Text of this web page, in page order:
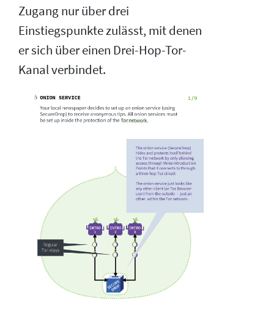
Zugang nur über drei
Einstiegspunkte zulässt, mit denen
er sich über einen Drei-Hop-Tor-
Kanal verbindet.